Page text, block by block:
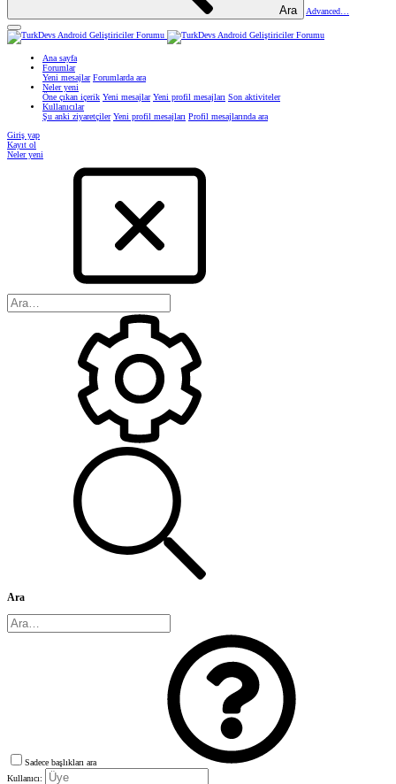
Ara Advanced…
Ana sayfa
Forumlar
Yeni mesajlar Forumlarda ara
Neler yeni
Öne çıkan içerik Yeni mesajlar Yeni profil mesajları Son aktiviteler
Kullanıcılar
Şu anki ziyaretçiler Yeni profil mesajları Profil mesajlarında ara
Giriş yap
Kayıt ol
Neler yeni
Ara
Sadece başlıkları ara
Kullanıcı: